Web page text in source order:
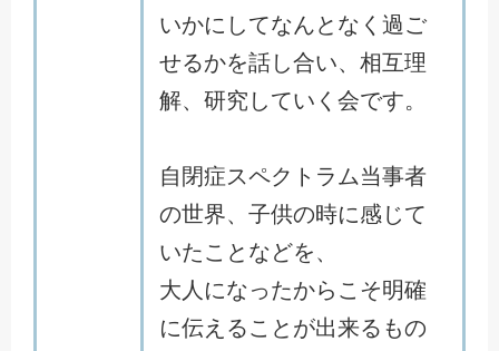
いかにしてなんとなく過ご
せるかを話し合い、相互理
解、研究していく会です。
自閉症スペクトラム当事者
の世界、子供の時に感じて
いたことなどを、
大人になったからこそ明確
に伝えることが出来るもの